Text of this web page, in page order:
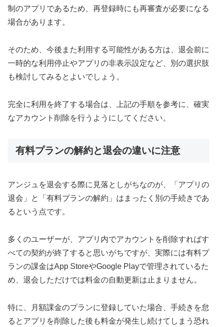
制のアプリであるため、再登録時にも再審査が必要になる
場合があります。
そのため、今後また利用する可能性がある方は、退会前に
一時的な利用停止やアプリの非表示設定など、別の選択肢
も検討してみるとよいでしょう。
完全に利用を終了する場合は、上記の手順を参考に、確実
なアカウント削除を行うようにしてください。
有料プランの解約と退会の違いに注意
アンジュを退会する際に見落としがちなのが、「アプリの
退会」と「有料プランの解約」はまったく別の手続きであ
るという点です。
多くのユーザーが、アプリ内でアカウントを削除すればす
べての契約が終了すると思いがちですが、実際には有料プ
ランの課金はApp StoreやGoogle Playで管理されているた
め、退会しただけでは料金の自動更新は止まりません。
特に、月額課金のプランに登録していた場合、手続きを怠
るとアプリを削除した後も料金が発生し続けてしまう恐れ